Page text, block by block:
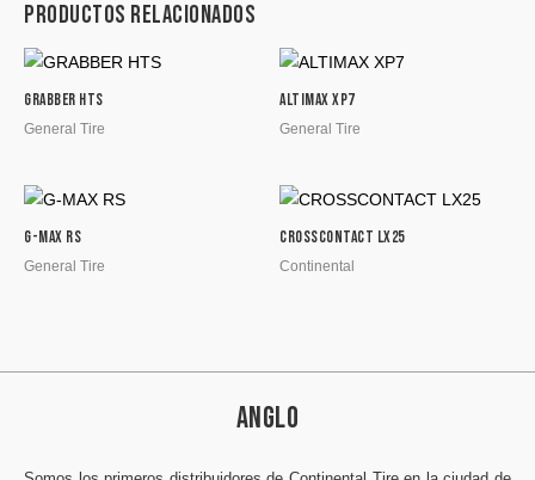
Productos relacionados
GRABBER HTS
General Tire
ALTIMAX XP7
General Tire
G-MAX RS
General Tire
CROSSCONTACT LX25
Continental
ANGLO